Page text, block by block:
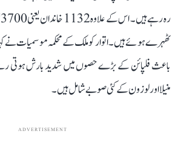
ٹھہرے ہوئے ہیں۔ اتوار کو ملک کے محکمہ موسمیات نے
باعث فلپائن کے بڑے حصوں میں شدید بارش ہوتی
منیلا اور لوزون کے کئی صوبے شامل ہیں۔
ADVERTISEMENT